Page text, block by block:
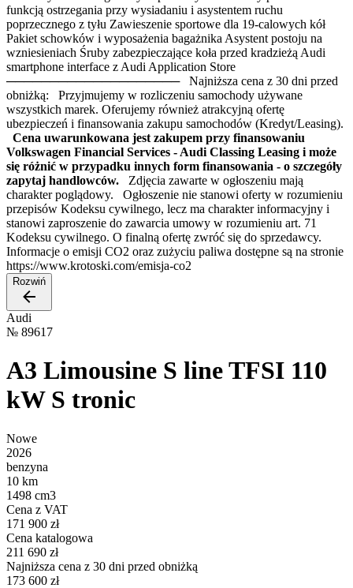
funkcją ostrzegania przy wysiadaniu i asystentem ruchu
poprzecznego z tyłu Zawieszenie sportowe dla 19-calowych kół
Pakiet schowków i wyposażenia bagażnika Asystent postoju na
wzniesieniach Śruby zabezpieczające koła przed kradzieżą Audi
smartphone interface z Audi Application Store
──────────────────── Najniższa cena z 30 dni przed
obniżką: Przyjmujemy w rozliczeniu samochody używane
wszystkich marek. Oferujemy również atrakcyjną ofertę
ubezpieczeń i finansowania zakupu samochodów (Kredyt/Leasing).
Cena uwarunkowana jest zakupem przy finansowaniu
Volkswagen Financial Services - Audi Classing Leasing i może
się różnić w przypadku innych form finansowania - o szczegóły
zapytaj handlowców. Zdjęcia zawarte w ogłoszeniu mają
charakter poglądowy. Ogłoszenie nie stanowi oferty w rozumieniu
przepisów Kodeksu cywilnego, lecz ma charakter informacyjny i
stanowi zaproszenie do zawarcia umowy w rozumieniu art. 71
Kodeksu cywilnego. O finalną ofertę zwróć się do sprzedawcy.
Informacje o emisji CO2 oraz zużyciu paliwa dostępne są na stronie
https://www.krotoski.com/emisja-co2
Rozwiń
Audi
№ 89617
A3 Limousine S line TFSI 110
kW S tronic
Nowe
2026
benzyna
10 km
1498 cm3
Cena z VAT
171 900 zł
Cena katalogowa
211 690 zł
Najniższa cena z 30 dni przed obniżką
173 600 zł